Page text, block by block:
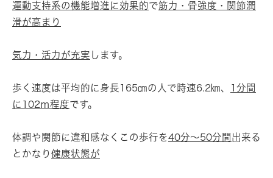
運動支持系の機能増進に効果的で筋力・骨強度・関節潤
滑が高まり
気力・活力が充実 します。
歩く速度は平均的に身長165㎝の人で時速6.2㎞、
1分間
に102ｍ程度です。
体調や関節に違和感なくこの歩行を40分～50分間 出来る
とかなり 健康状態が